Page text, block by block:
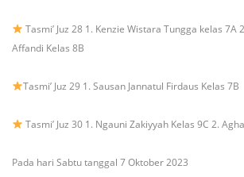
Tasmi’ Juz 28 1. Kenzie Wistara Tungga kelas 7A
Affandi Kelas 8B
Tasmi’ Juz 291. Sausan Jannatul Firdaus Kelas 7B
Tasmi’ Juz 301. Ngauni Zakiyyah Kelas 9C 2.
Pada hari Sabtu tanggal 7 Oktober 2023